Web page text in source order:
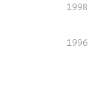
1998
1996